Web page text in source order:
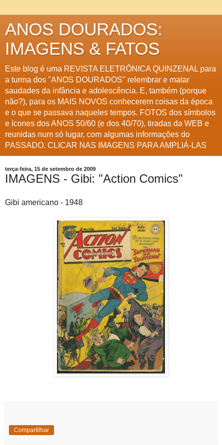
ANOS DOURADOS:
IMAGENS & FATOS
Este blog é uma REVISTA ELETRÔNICA QUINZENAL para
a turma dos "ANOS DOURADOS" relembrar e matar
saudades da infância e adolescência. E, também (porque
não?), para os MAIS NOVOS conhecerem coisas da época
e o que se passava naqueles tempos. FOTOS dos símbolos
e ícones dos ANOS 50/60 (e dos 40/70), tiradas da WEB e
reunidas num só lugar, com algumas informações do
PASSADO. CLICAR NAS IMAGENS PARA AMPLIÁ-LAS
terça-feira, 15 de setembro de 2009
IMAGENS - Gibi: "Action Comics"
Gibi americano - 1948
Compartilhar